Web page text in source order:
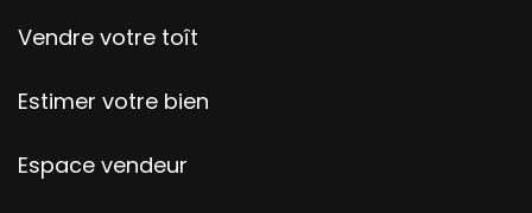
Vendre votre toît
Estimer votre bien
Espace vendeur